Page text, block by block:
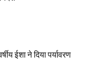
ईशा ने दिया पर्यावरण